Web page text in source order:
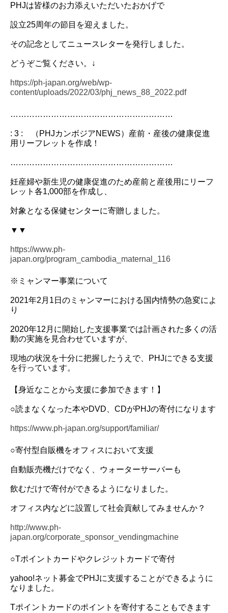
PHJは皆様のお力添えいただいたおかげで
設立25周年の節目を迎えました。
その記念としてニュースレターを発行しました。
どうぞご覧ください。↓
https://ph-japan.org/web/wp-
content/uploads/2022/03/phj_news_88_2022.pdf
……………………………………………………
: 3 : （PHJカンボジアNEWS）産前・産後の健康促進
用リーフレットを作成！
……………………………………………………
妊産婦や新生児の健康促進のため産前と産後用にリーフ
レット各1,000部を作成し、
対象となる保健センターに寄贈しました。
▼▼
https://www.ph-
japan.org/program_cambodia_maternal_116
※ミャンマー事業について
2021年2月1日のミャンマーにおける国内情勢の急変によ
り
2020年12月に開始した支援事業では計画された多くの活
動の実施を見合わせていますが、
現地の状況を十分に把握したうえで、PHJにできる支援
を行っています。
【身近なことから支援に参加できます！】
○読まなくなった本やDVD、CDがPHJの寄付になります
https://www.ph-japan.org/support/familiar/
○寄付型自販機をオフィスにおいて支援
自動販売機だけでなく、ウォーターサーバーも
飲むだけで寄付ができるようになりました。
オフィス内などに設置して社会貢献してみませんか？
http://www.ph-
japan.org/corporate_sponsor_vendingmachine
○Tポイントカードやクレジットカードで寄付
yahoo!ネット募金でPHJに支援することができるように
なりました。
Tポイントカードのポイントを寄付することもできます